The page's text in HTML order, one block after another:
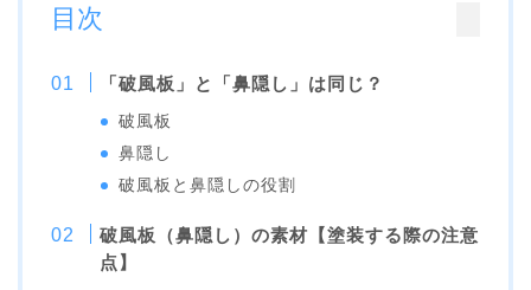
目次
「破風板」と「鼻隠し」は同じ？
破風板
鼻隠し
破風板と鼻隠しの役割
破風板（鼻隠し）の素材【塗装する際の注意
点】